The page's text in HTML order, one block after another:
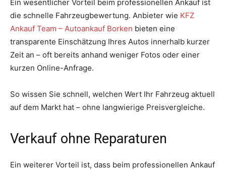
Ein wesentlicher Vorteil beim professionellen Ankauf ist
die schnelle Fahrzeugbewertung. Anbieter wie KFZ
Ankauf Team – Autoankauf Borken bieten eine
transparente Einschätzung Ihres Autos innerhalb kurzer
Zeit an – oft bereits anhand weniger Fotos oder einer
kurzen Online-Anfrage.
So wissen Sie schnell, welchen Wert Ihr Fahrzeug aktuell
auf dem Markt hat – ohne langwierige Preisvergleiche.
Verkauf ohne Reparaturen
Ein weiterer Vorteil ist, dass beim professionellen Ankauf